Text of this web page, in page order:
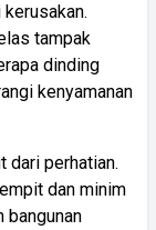
tampak
dinding
kenyamanan
dari perhatian.
dan minim
bangunan